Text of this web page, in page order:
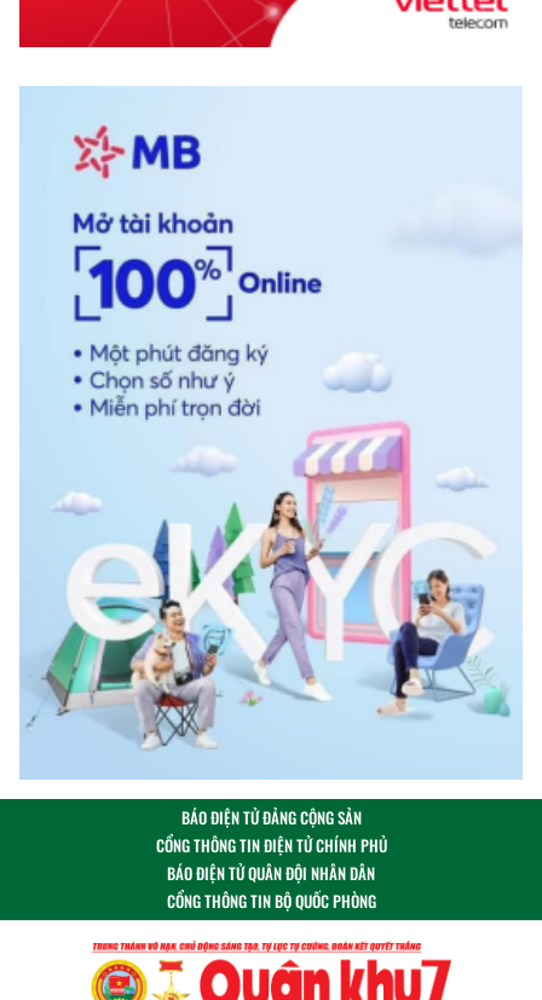
BÁO ĐIỆN TỬ ĐẢNG CỘNG SẢN
CỔNG THÔNG TIN ĐIỆN TỬ CHÍNH PHỦ
BÁO ĐIỆN TỬ QUÂN ĐỘI NHÂN DÂN
CỔNG THÔNG TIN BỘ QUỐC PHÒNG